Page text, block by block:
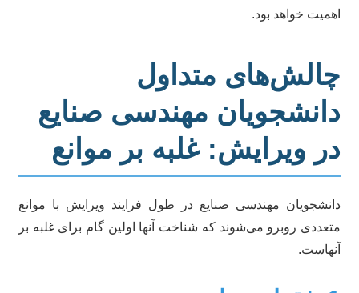
خواهد بود.
متداول
مهندسی صنایع
ویرایش: غلبه بر موانع
مهندسی صنایع در طول فرایند ویرایش با موانع
روبرو می‌شوند که شناخت آنها اولین گام برای غلبه بر